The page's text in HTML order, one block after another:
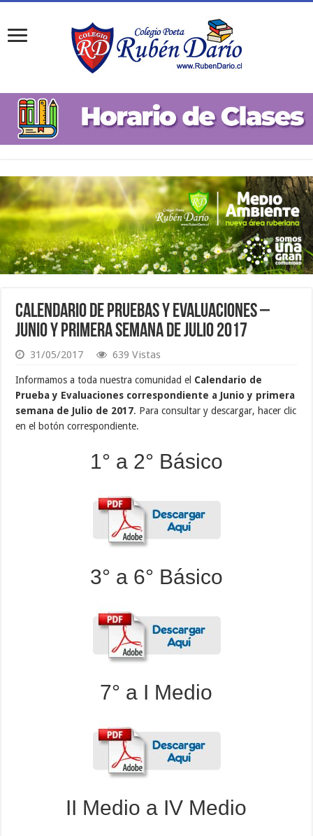
Calendario de Pruebas y Evaluaciones –
Junio y Primera Semana de Julio 2017
31/05/2017 639 Vistas
Informamos a toda nuestra comunidad el Calendario de
Prueba y Evaluaciones correspondiente a Junio y primera
semana de Julio de 2017. Para consultar y descargar, hacer clic
en el botón correspondiente.
1° a 2° Básico
3° a 6° Básico
7° a I Medio
II Medio a IV Medio